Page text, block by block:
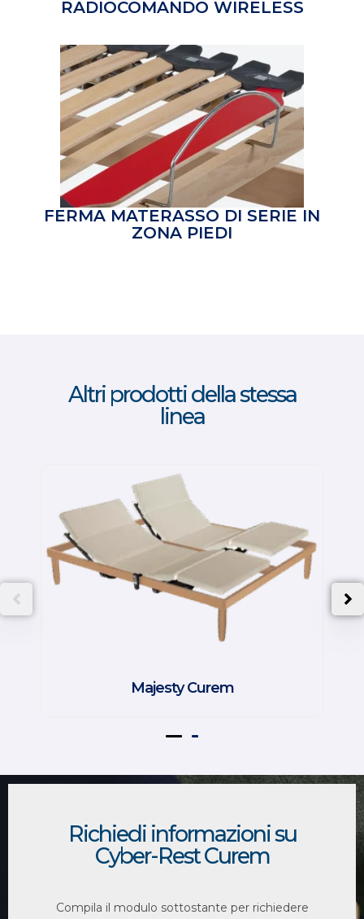
RADIOCOMANDO WIRELESS
FERMA MATERASSO DI SERIE IN
ZONA PIEDI
Altri prodotti della stessa
linea
Majesty Curem
Richiedi informazioni su
Cyber-Rest Curem
Compila il modulo sottostante per richiedere